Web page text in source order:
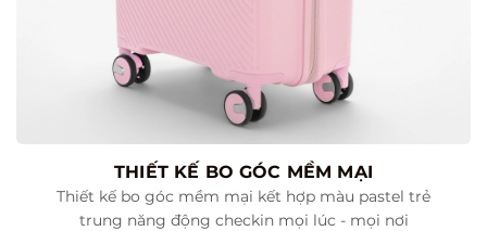
THIẾT KẾ BO GÓC MỀM MẠI
Thiết kế bo góc mềm mại kết hợp màu pastel trẻ
trung năng động checkin mọi lúc - mọi nơi